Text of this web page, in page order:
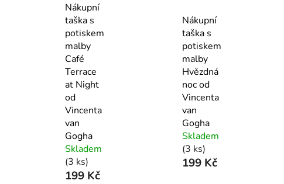
Nákupní
taška s
potiskem
malby
Café
Terrace
at Night
od
Vincenta
van
Gogha
Skladem
(3 ks)
199 Kč
Nákupní
taška s
potiskem
malby
Hvězdná
noc od
Vincenta
van
Gogha
Skladem
(3 ks)
199 Kč